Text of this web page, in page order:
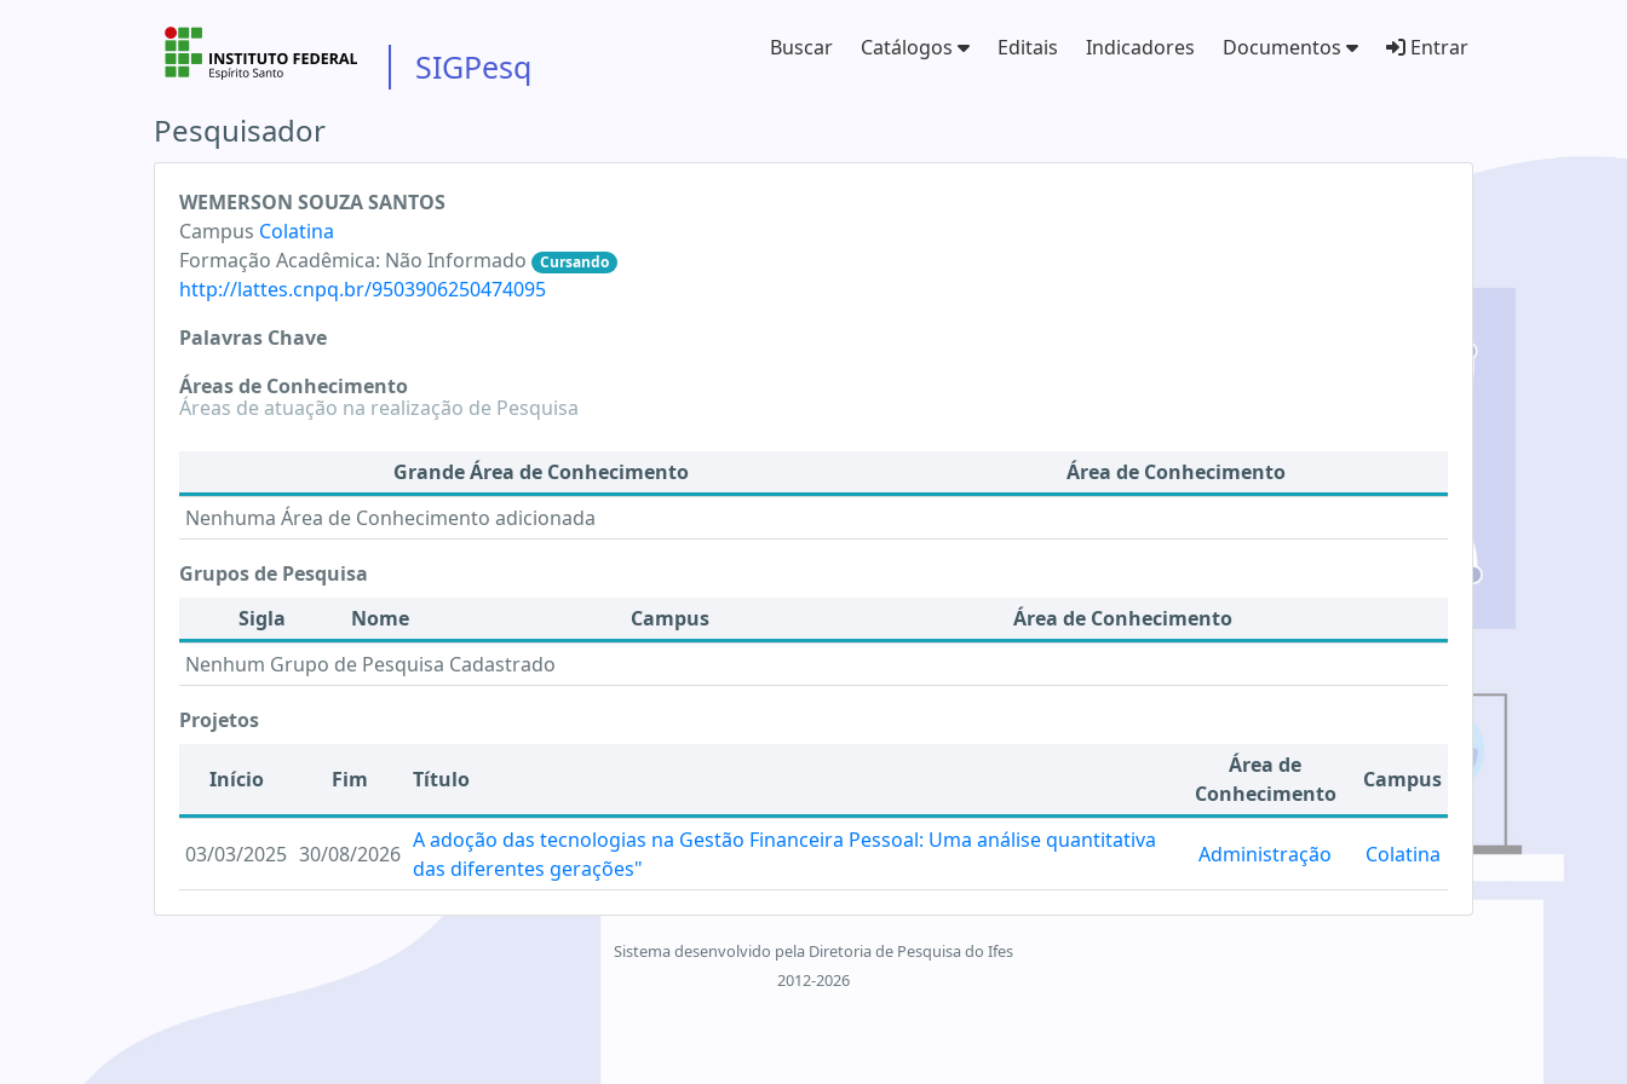
SIGPesq Buscar Catálogos Editais Indicadores Documentos Entrar
Pesquisador
WEMERSON SOUZA SANTOS
Campus Colatina
Formação Acadêmica: Não Informado Cursando
http://lattes.cnpq.br/9503906250474095
Palavras Chave
Áreas de Conhecimento
Áreas de atuação na realização de Pesquisa
Grande Área de Conhecimento
Área de Conhecimento
Nenhuma Área de Conhecimento adicionada
Grupos de Pesquisa
Sigla
Nome Campus
Área de Conhecimento
Nenhum Grupo de Pesquisa Cadastrado
Projetos
Início Fim Título
Área de
Conhecimento
Campus
03/03/2025 30/08/2026
A adoção das tecnologias na Gestão Financeira Pessoal: Uma análise quantitativa
das diferentes gerações"
Administração Colatina
Sistema desenvolvido pela Diretoria de Pesquisa do Ifes
2012-2026